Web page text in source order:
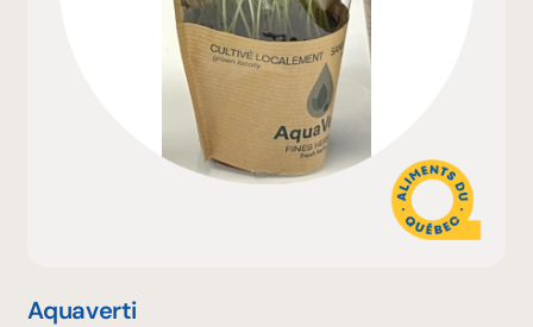
Institutions
À propos
Aquaverti